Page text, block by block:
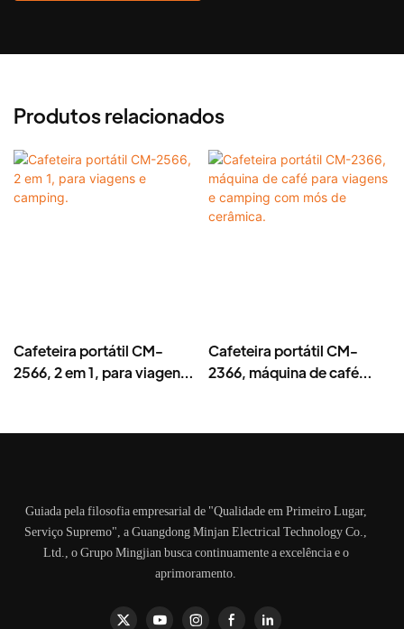
Produtos relacionados
Cafeteira portátil CM-
2566, 2 em 1, para viagens
Cafeteira portátil CM-
2366, máquina de café
Guiada pela filosofia empresarial de "Qualidade em Primeiro Lugar,
Serviço Supremo", a Guangdong Minjan Electrical Technology Co.,
Ltd., o Grupo Mingjian busca continuamente a excelência e o
aprimoramento.